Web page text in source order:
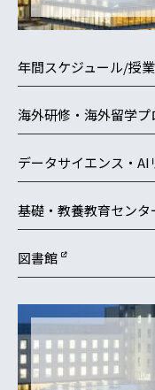
年間スケジュール/授
海外研修・海外留学プ
データサイエンス・
基礎・教養教育センタ
図書館